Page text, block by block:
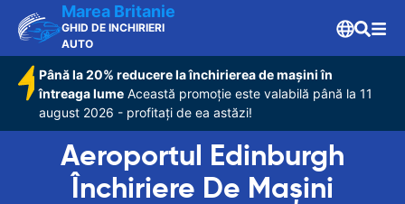
Marea Britanie
GHID DE INCHIRIERI
AUTO
Până la 20% reducere la închirierea de mașini în
întreaga lume Această promoție este valabilă până la 11
august 2026 - profitați de ea astăzi!
Aeroportul Edinburgh
Închiriere De Maşini